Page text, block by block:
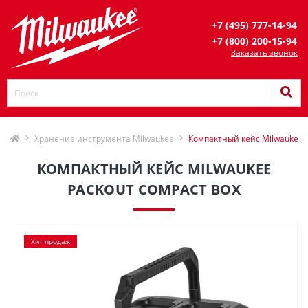
+7 (495) 777-14-94
+7 (800) 200-15-94
Заказать звонок
Хранение инструмента Milwaukee Компактный кейс Milwaukee
КОМПАКТНЫЙ КЕЙС MILWAUKEE
PACKOUT COMPACT BOX
Хит продаж